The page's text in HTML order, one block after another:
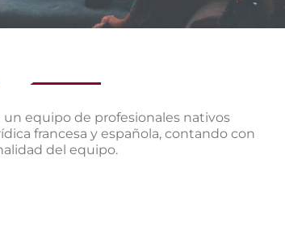
equipo de profesionales nativos
francesa y española, contando con
del equipo.